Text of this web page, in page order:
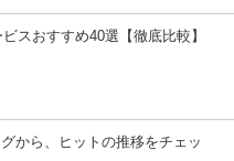
スおすすめ40選【徹底比較】
から、ヒットの推移をチェッ